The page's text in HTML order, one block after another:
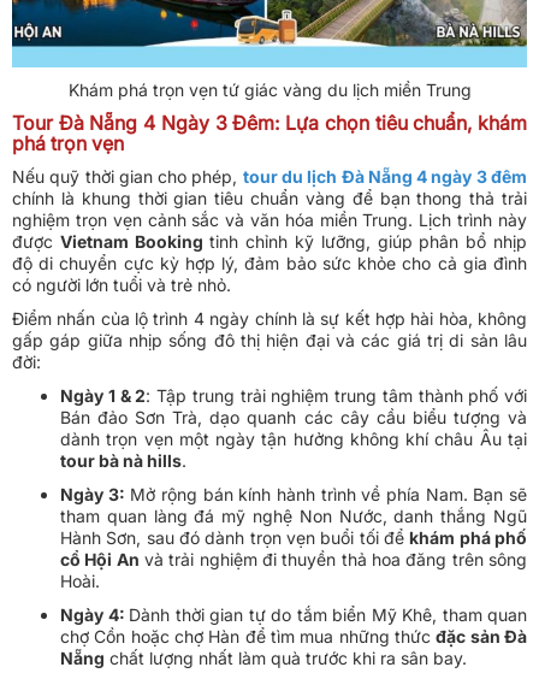
Khám phá trọn vẹn tứ giác vàng du lịch miền Trung
Tour Đà Nẵng 4 Ngày 3 Đêm: Lựa chọn tiêu chuẩn, khám
phá trọn vẹn
Nếu quỹ thời gian cho phép, tour du lịch Đà Nẵng 4 ngày 3 đêm
chính là khung thời gian tiêu chuẩn vàng để bạn thong thả trải
nghiệm trọn vẹn cảnh sắc và văn hóa miền Trung. Lịch trình này
được Vietnam Booking tinh chỉnh kỹ lưỡng, giúp phân bổ nhịp
độ di chuyển cực kỳ hợp lý, đảm bảo sức khỏe cho cả gia đình
có người lớn tuổi và trẻ nhỏ.
Điểm nhấn của lộ trình 4 ngày chính là sự kết hợp hài hòa, không
gấp gáp giữa nhịp sống đô thị hiện đại và các giá trị di sản lâu
đời:
Ngày 1 & 2: Tập trung trải nghiệm trung tâm thành phố với
Bán đảo Sơn Trà, dạo quanh các cây cầu biểu tượng và
dành trọn vẹn một ngày tận hưởng không khí châu Âu tại
tour bà nà hills.
Ngày 3: Mở rộng bán kính hành trình về phía Nam. Bạn sẽ
tham quan làng đá mỹ nghệ Non Nước, danh thắng Ngũ
Hành Sơn, sau đó dành trọn vẹn buổi tối đểkhám phá phố
cổ Hội An và trải nghiệm đi thuyền thả hoa đăng trên sông
Hoài.
Ngày 4: Dành thời gian tự do tắm biển Mỹ Khê, tham quan
chợ Cồn hoặc chợ Hàn để tìm mua những thứcđặc sản Đà
Nẵng chất lượng nhất làm quà trước khi ra sân bay.